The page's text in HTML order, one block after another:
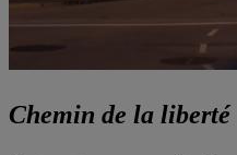
Chemin de la liberté